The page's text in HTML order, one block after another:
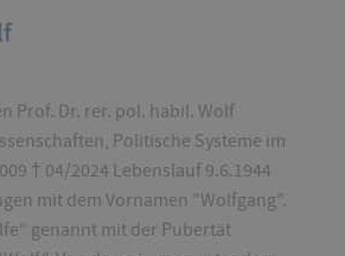
Prof. Dr. rer. pol. habil. Wolf
Politische Systeme im
† 04/2024 Lebenslauf 9.6.1944
mit dem Vornamen "Wolfgang".
genannt mit der Pubertät